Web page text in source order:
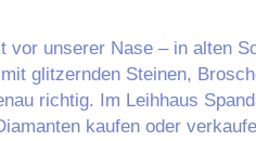
unserer Nase – in alten
glitzernden Steinen,
richtig. Im Leihhaus
kaufen oder